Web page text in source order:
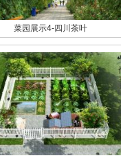
菜园展示4-四川茶叶